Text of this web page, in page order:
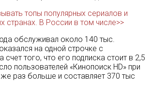
топы популярных сериалов и
странах. В России в том числе>>
обслуживал около 140 тыс.
на одной строчке с
счет того, что его подписка стоит в 2,5
пользователей «Кинопоиск HD» при
раз больше и составляет 370 тыс